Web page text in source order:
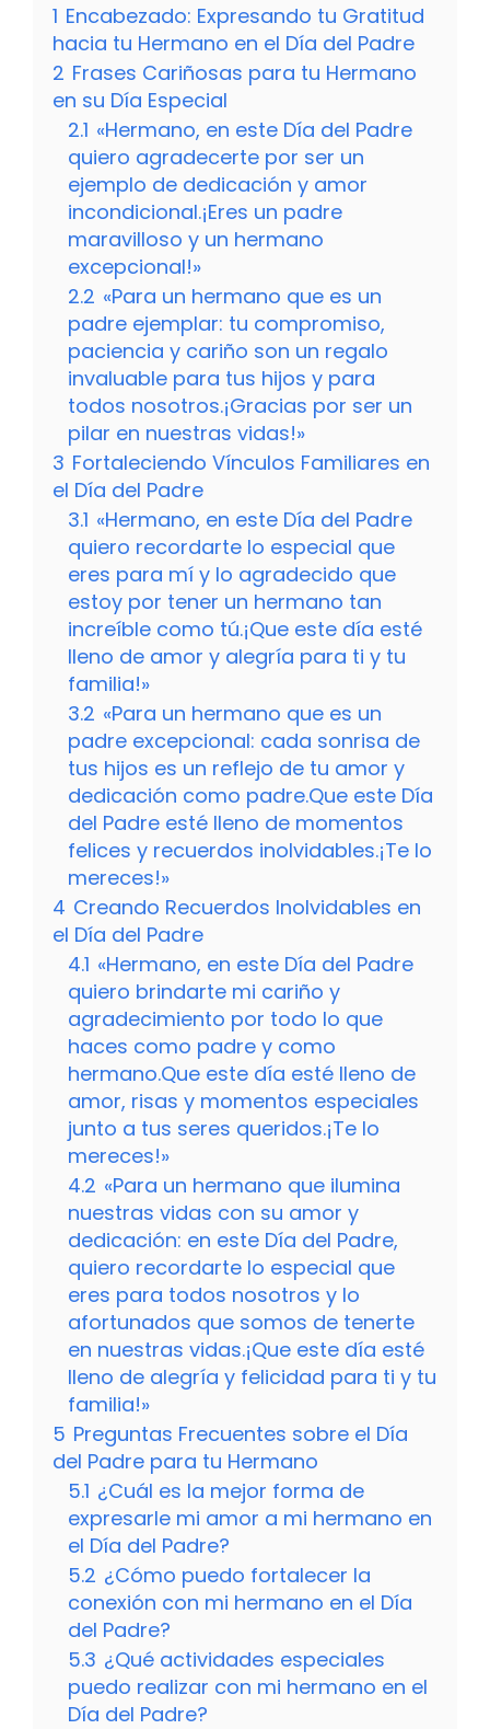
1 Encabezado: Expresando tu Gratitud
hacia tu Hermano en el Día del Padre
2 Frases Cariñosas para tu Hermano
en su Día Especial
2.1 «Hermano, en este Día del Padre
quiero agradecerte por ser un
ejemplo de dedicación y amor
incondicional.¡Eres un padre
maravilloso y un hermano
excepcional!»
2.2 «Para un hermano que es un
padre ejemplar: tu compromiso,
paciencia y cariño son un regalo
invaluable para tus hijos y para
todos nosotros.¡Gracias por ser un
pilar en nuestras vidas!»
3 Fortaleciendo Vínculos Familiares en
el Día del Padre
3.1 «Hermano, en este Día del Padre
quiero recordarte lo especial que
eres para mí y lo agradecido que
estoy por tener un hermano tan
increíble como tú.¡Que este día esté
lleno de amor y alegría para ti y tu
familia!»
3.2 «Para un hermano que es un
padre excepcional: cada sonrisa de
tus hijos es un reflejo de tu amor y
dedicación como padre.Que este Día
del Padre esté lleno de momentos
felices y recuerdos inolvidables.¡Te lo
mereces!»
4 Creando Recuerdos Inolvidables en
el Día del Padre
4.1 «Hermano, en este Día del Padre
quiero brindarte mi cariño y
agradecimiento por todo lo que
haces como padre y como
hermano.Que este día esté lleno de
amor, risas y momentos especiales
junto a tus seres queridos.¡Te lo
mereces!»
4.2 «Para un hermano que ilumina
nuestras vidas con su amor y
dedicación: en este Día del Padre,
quiero recordarte lo especial que
eres para todos nosotros y lo
afortunados que somos de tenerte
en nuestras vidas.¡Que este día esté
lleno de alegría y felicidad para ti y tu
familia!»
5 Preguntas Frecuentes sobre el Día
del Padre para tu Hermano
5.1 ¿Cuál es la mejor forma de
expresarle mi amor a mi hermano en
el Día del Padre?
5.2 ¿Cómo puedo fortalecer la
conexión con mi hermano en el Día
del Padre?
5.3 ¿Qué actividades especiales
puedo realizar con mi hermano en el
Día del Padre?